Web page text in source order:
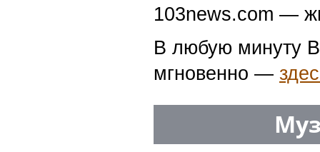
103news.com —
В любую минуту
мгновенно —